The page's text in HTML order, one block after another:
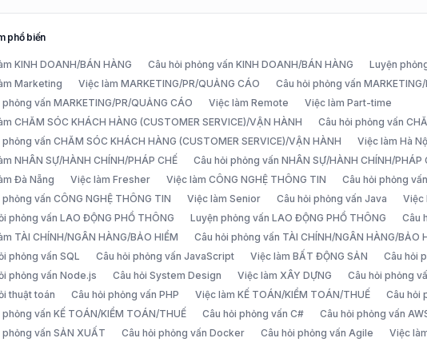
phổ biến
KINH DOANH/BÁN HÀNG Câu hỏi phỏng vấn KINH DOANH/BÁN HÀNG Luyện
Marketing
Việc làm MARKETING/PR/QUẢNG CÁO
Câu hỏi phỏng vấn
vấn MARKETING/PR/QUẢNG CÁO
Việc làm Remote
Việc làm Part-time
CHĂM SÓC KHÁCH HÀNG (CUSTOMER SERVICE)/VẬN HÀNH
Câu hỏi phỏng vấn
vấn CHĂM SÓC KHÁCH HÀNG (CUSTOMER SERVICE)/VẬN HÀNH
Việc làm Hà
NHÂN SỰ/HÀNH CHÍNH/PHÁP CHẾ
Câu hỏi phỏng vấn NHÂN SỰ/HÀNH CHÍNH/PHÁP
Đà Nẵng
Việc làm Fresher Việc làm CÔNG NGHỆ THÔNG TIN
Câu hỏi phỏng
vấn CÔNG NGHỆ THÔNG TIN
Việc làm Senior Câu hỏi phỏng vấn Java
Việc
phỏng vấn LAO ĐỘNG PHỔ THÔNG
Luyện phỏng vấn LAO ĐỘNG PHỔ THÔNG Câu
TÀI CHÍNH/NGÂN HÀNG/BẢO HIỂM
Câu hỏi phỏng vấn TÀI CHÍNH/NGÂN HÀNG/BẢO
phỏng vấn SQL
Câu hỏi phỏng vấn JavaScript Việc làm BẤT ĐỘNG SẢN Câu hỏi
phỏng vấn Node.js
Câu hỏi System Design Việc làm XÂY DỰNG Câu hỏi phỏng
thuật toán
Câu hỏi phỏng vấn PHP Việc làm KẾ TOÁN/KIỂM TOÁN/THUẾ
Câu hỏi
phỏng vấn KẾ TOÁN/KIỂM TOÁN/THUẾ
Câu hỏi phỏng vấn C# Câu hỏi phỏng vấn
phỏng vấn SẢN XUẤT
Câu hỏi phỏng vấn Docker Câu hỏi phỏng vấn Agile Việc